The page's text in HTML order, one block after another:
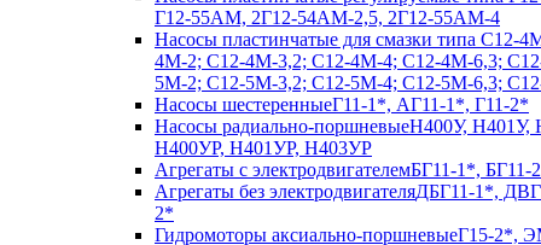
Г12-55АМ, 2Г12-54АМ-2,5, 2Г12-55АМ-4
Насосы пластинчатые для смазки типа C12-
4М-2; С12-4М-3,2; С12-4М-4; С12-4М-6,3;
5М-2; С12-5М-3,2; С12-5М-4; С12-5М-6,3;
Насосы шестеренныеГ11-1*, АГ11-1*, Г11-2*
Насосы радиально-поршневыеН400У, Н401У,
Н400УР, Н401УР, Н403УР
Агрегаты с электродвигателемБГ11-1*, БГ11-
Агрегаты без электродвигателяДБГ11-1*,
2*
Гидромоторы аксиально-поршневыеГ15-2*,